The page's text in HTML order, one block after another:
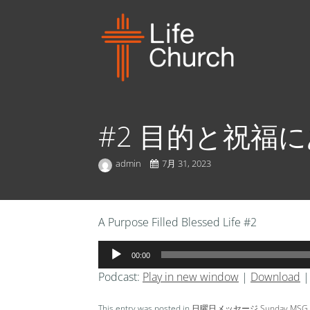
#2 目的と祝福
admin 7月 31, 2023
A Purpose Filled Blessed Life #2
声
プ
00:00
Podcast: Play in new window | Download |